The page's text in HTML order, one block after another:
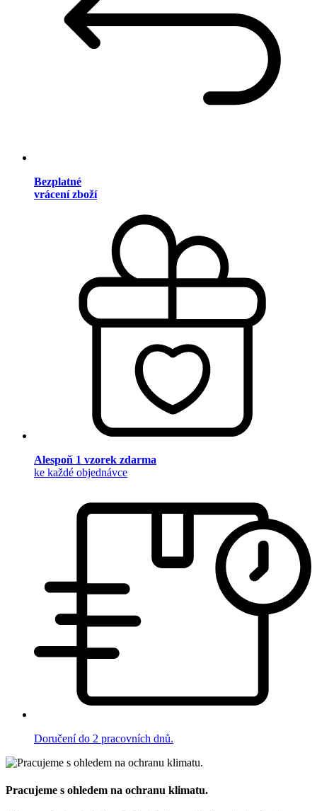
Bezplatné
vrácení zboží
Alespoň 1 vzorek zdarma
ke každé objednávce
Doručení do 2 pracovních dnů.
Pracujeme s ohledem na ochranu klimatu.